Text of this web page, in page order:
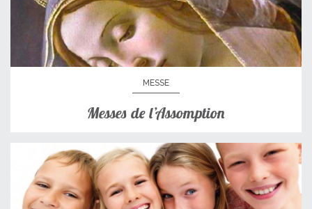
MESSE
Messes de l’Assomption